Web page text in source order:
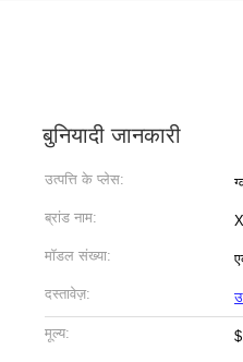
बुनियादी जानकारी
उत्पत्ति के प्लेस:
ब्रांड नाम:
मॉडल संख्या:
दस्तावेज़:
मूल्य: